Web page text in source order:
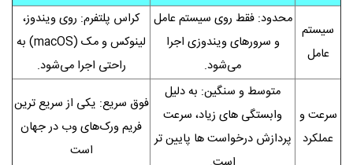
سیستم‌
عامل
محدود: فقط روی سیستم‌ عامل
و سرورهای ویندوزی اجرا
می‌شود.
کراس‌ پلتفرم: روی ویندوز،
لینوکس و مک (macOS) به
راحتی اجرا می‌شود.
سرعت و
عملکرد
متوسط و سنگین: به دلیل
وابستگی‌ های زیاد، سرعت
پردازش درخواست‌ ها پایین‌ تر
فوق‌ سریع: یکی از سریع‌ ترین
فریم‌ ورک‌های وب در جهان
است